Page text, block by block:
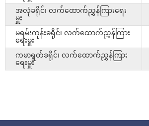
အလုံခရိုင်၊ လက်ထောက်ညွှန်ကြားရေး
မှူး
မရမ်းကုန်းခရိုင်၊ လက်ထောက်ညွှန်ကြား
ရေးမှူး
ကမာရွတ်ခရိုင်၊ လက်ထောက်ညွှန်ကြား
ရေးမှူး